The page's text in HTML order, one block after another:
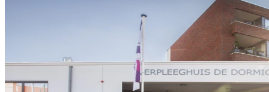
Mantelzorgondersteuning